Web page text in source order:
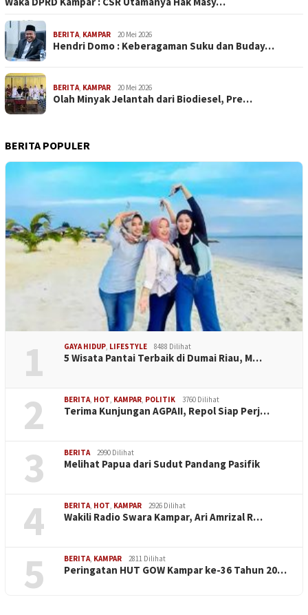
BERITA, KAMPAR 20 Mei 2026
Hendri Domo : Keberagaman Suku dan Buday…
BERITA, KAMPAR 20 Mei 2026
Olah Minyak Jelantah dari Biodiesel, Pre…
BERITA POPULER
1 GAYA HIDUP LIFESTYLE 8488 Dilihat
5 Wisata Pantai Terbaik di Dumai Riau, M…
2 BERITA HOT KAMPAR POLITIK 3760 Dilihat
Terima Kunjungan AGPAII, Repol Siap Perj…
3 BERITA 2990 Dilihat
Melihat Papua dari Sudut Pandang Pasifik
4 BERITA HOT KAMPAR 2926 Dilihat
Wakili Radio Swara Kampar, Ari Amrizal R…
5 BERITA KAMPAR 2811 Dilihat
Peringatan HUT GOW Kampar ke-36 Tahun 20…